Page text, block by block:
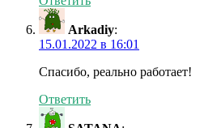
Arkadiy:
15.01.2022 в 16:01
Спасибо, реально работает!
Ответить